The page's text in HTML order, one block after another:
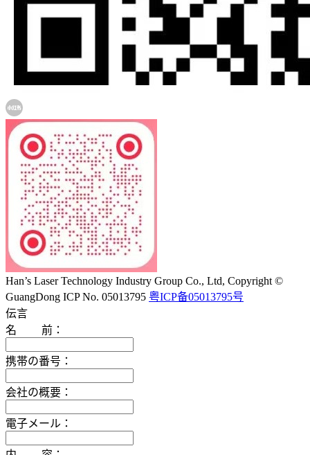
Han’s Laser Technology Industry Group Co., Ltd, Copyright ©
GuangDong ICP No. 05013795 粤ICP备05013795号
伝言
名 前：
携帯の番号：
会社の概要：
電子メール：